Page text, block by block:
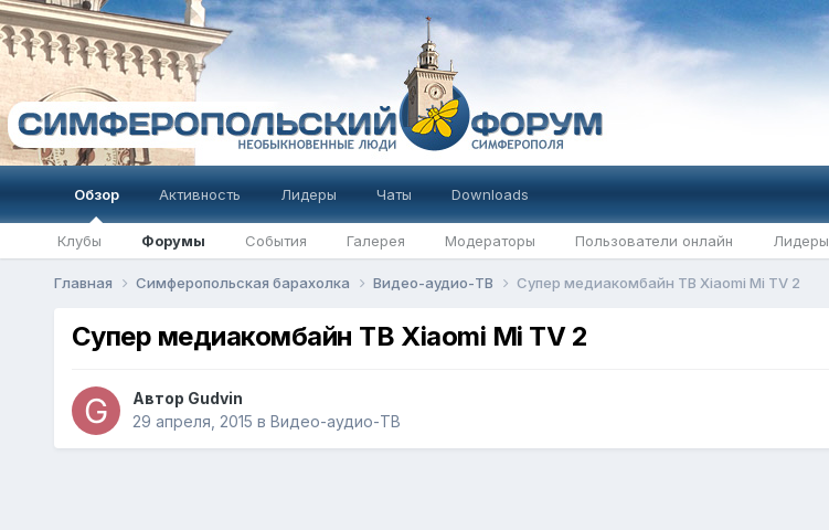
Обзор
Клубы Форумы События Галерея Модераторы Пользователи онлайн Лидеры
Активность Лидеры Чаты Downloads
Главная Симферопольская барахолка Видео-аудио-ТВ Супер медиакомбайн ТВ Xiaomi Mi TV 2
Супер медиакомбайн ТВ Xiaomi Mi TV 2
Автор Gudvin
29 апреля, 2015 в Видео-аудио-ТВ